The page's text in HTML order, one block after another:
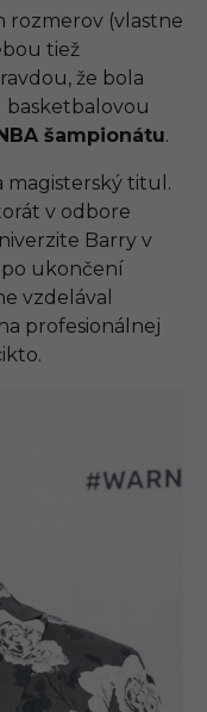
rozmerov (vlastne
tiež
že bola
basketbalovou
šampionátu.
magisterský titul.
v odbore
Barry v
po ukončení
vzdelával
profesionálnej